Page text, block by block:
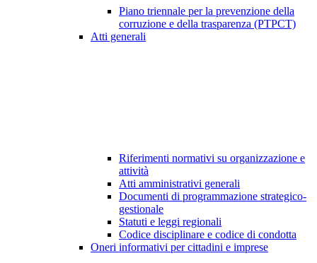
Piano triennale per la prevenzione della
corruzione e della trasparenza (PTPCT)
Atti generali
Riferimenti normativi su organizzazione e
attività
Atti amministrativi generali
Documenti di programmazione strategico-
gestionale
Statuti e leggi regionali
Codice disciplinare e codice di condotta
Oneri informativi per cittadini e imprese